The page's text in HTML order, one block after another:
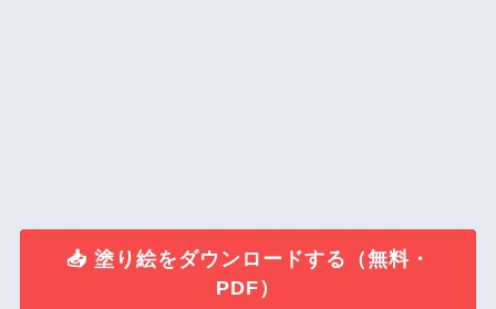
📥 塗り絵をダウンロードする（無料・
PDF）